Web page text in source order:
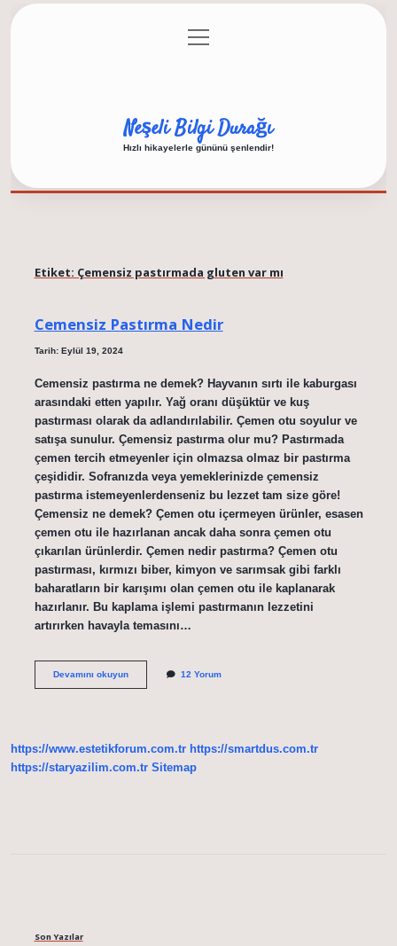
Gizlilik Politikası
menüyü
aç
Neşeli Bilgi Durağı
Hızlı hikayelerle gününü şenlendir!
Etiket: Çemensiz pastırmada gluten var mı
Cemensiz Pastırma Nedir
Tarih: Eylül 19, 2024
Cemensiz pastırma ne demek? Hayvanın sırtı ile kaburgası
arasındaki etten yapılır. Yağ oranı düşüktür ve kuş
pastırması olarak da adlandırılabilir. Çemen otu soyulur ve
satışa sunulur. Çemensiz pastırma olur mu? Pastırmada
çemen tercih etmeyenler için olmazsa olmaz bir pastırma
çeşididir. Sofranızda veya yemeklerinizde çemensiz
pastırma istemeyenlerdenseniz bu lezzet tam size göre!
Çemensiz ne demek? Çemen otu içermeyen ürünler, esasen
çemen otu ile hazırlanan ancak daha sonra çemen otu
çıkarılan ürünlerdir. Çemen nedir pastırma? Çemen otu
pastırması, kırmızı biber, kimyon ve sarımsak gibi farklı
baharatların bir karışımı olan çemen otu ile kaplanarak
hazırlanır. Bu kaplama işlemi pastırmanın lezzetini
artırırken havayla temasını…
Devamını okuyunCemensiz
12 Yorum
https://www.estetikforum.com.tr https://smartdus.com.tr
https://staryazilim.com.tr Sitemap
Son Yazılar